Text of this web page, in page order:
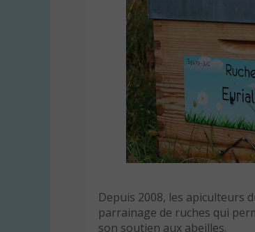
Depuis 2008, les apiculteurs
parrainage de ruches qui
son soutien aux abeilles.